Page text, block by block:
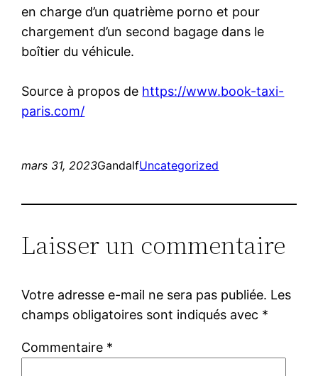
en charge d’un quatrième porno et pour
chargement d’un second bagage dans le
boîtier du véhicule.
Source à propos de https://www.book-taxi-
paris.com/
mars 31, 2023GandalfUncategorized
Laisser un commentaire
Votre adresse e-mail ne sera pas publiée. Les
champs obligatoires sont indiqués avec *
Commentaire *